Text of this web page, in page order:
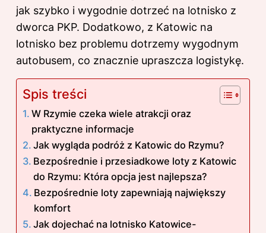
jak szybko i wygodnie dotrzeć na lotnisko z
dworca PKP. Dodatkowo, z Katowic na
lotnisko bez problemu dotrzemy wygodnym
autobusem, co znacznie upraszcza logistykę.
Spis treści
W Rzymie czeka wiele atrakcji oraz
praktyczne informacje
Jak wygląda podróż z Katowic do Rzymu?
Bezpośrednie i przesiadkowe loty z Katowic
do Rzymu: Która opcja jest najlepsza?
Bezpośrednie loty zapewniają największy
komfort
Jak dojechać na lotnisko Katowice-